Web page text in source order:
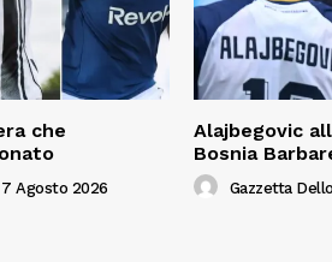
che
7 Agosto 2026
Alajbegovic
Bosnia
Gazzetta